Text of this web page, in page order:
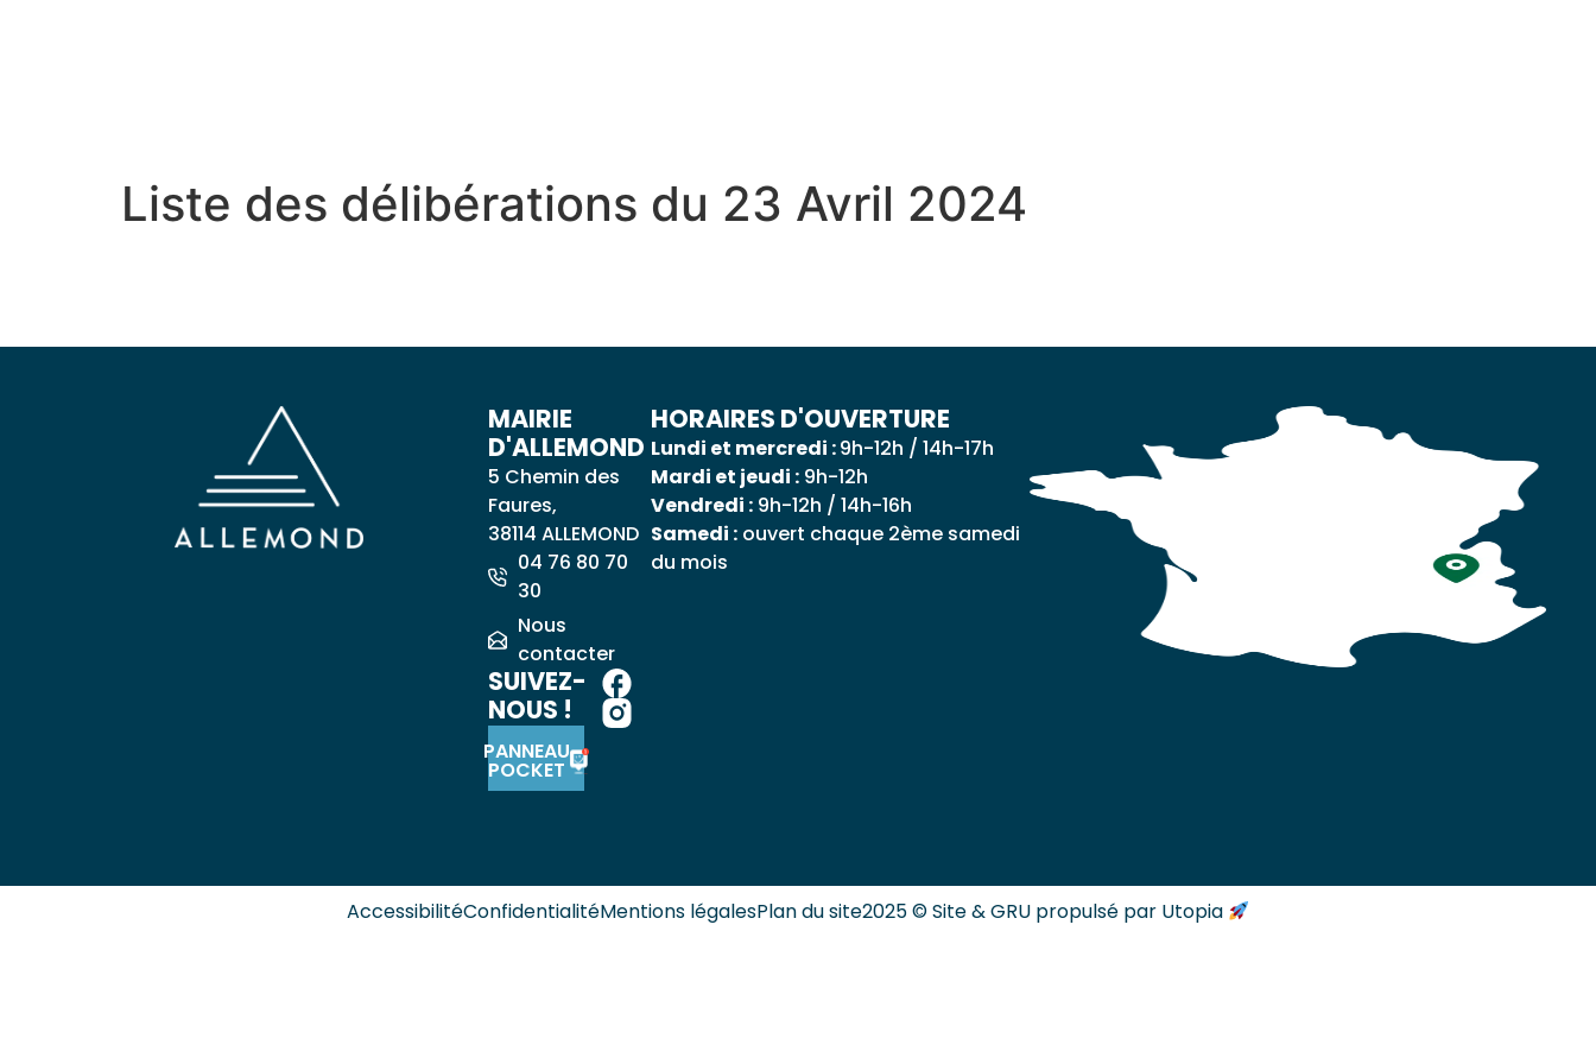
Liste des délibérations du 23 Avril 2024
MAIRIE
D'ALLEMOND
5 Chemin des
Faures,
38114 ALLEMOND
04 76 80 70
30
Nous
contacter
SUIVEZ-
NOUS !
PANNEAU
POCKET
HORAIRES D'OUVERTURE
Lundi et mercredi :9h-12h / 14h-17h
Mardi et jeudi :9h-12h
Vendredi :9h-12h / 14h-16h
Samedi :ouvert chaque 2ème samedi
du mois
AccessibilitéConfidentialitéMentions légalesPlan du site2025 © Site & GRU propulsé par Utopia